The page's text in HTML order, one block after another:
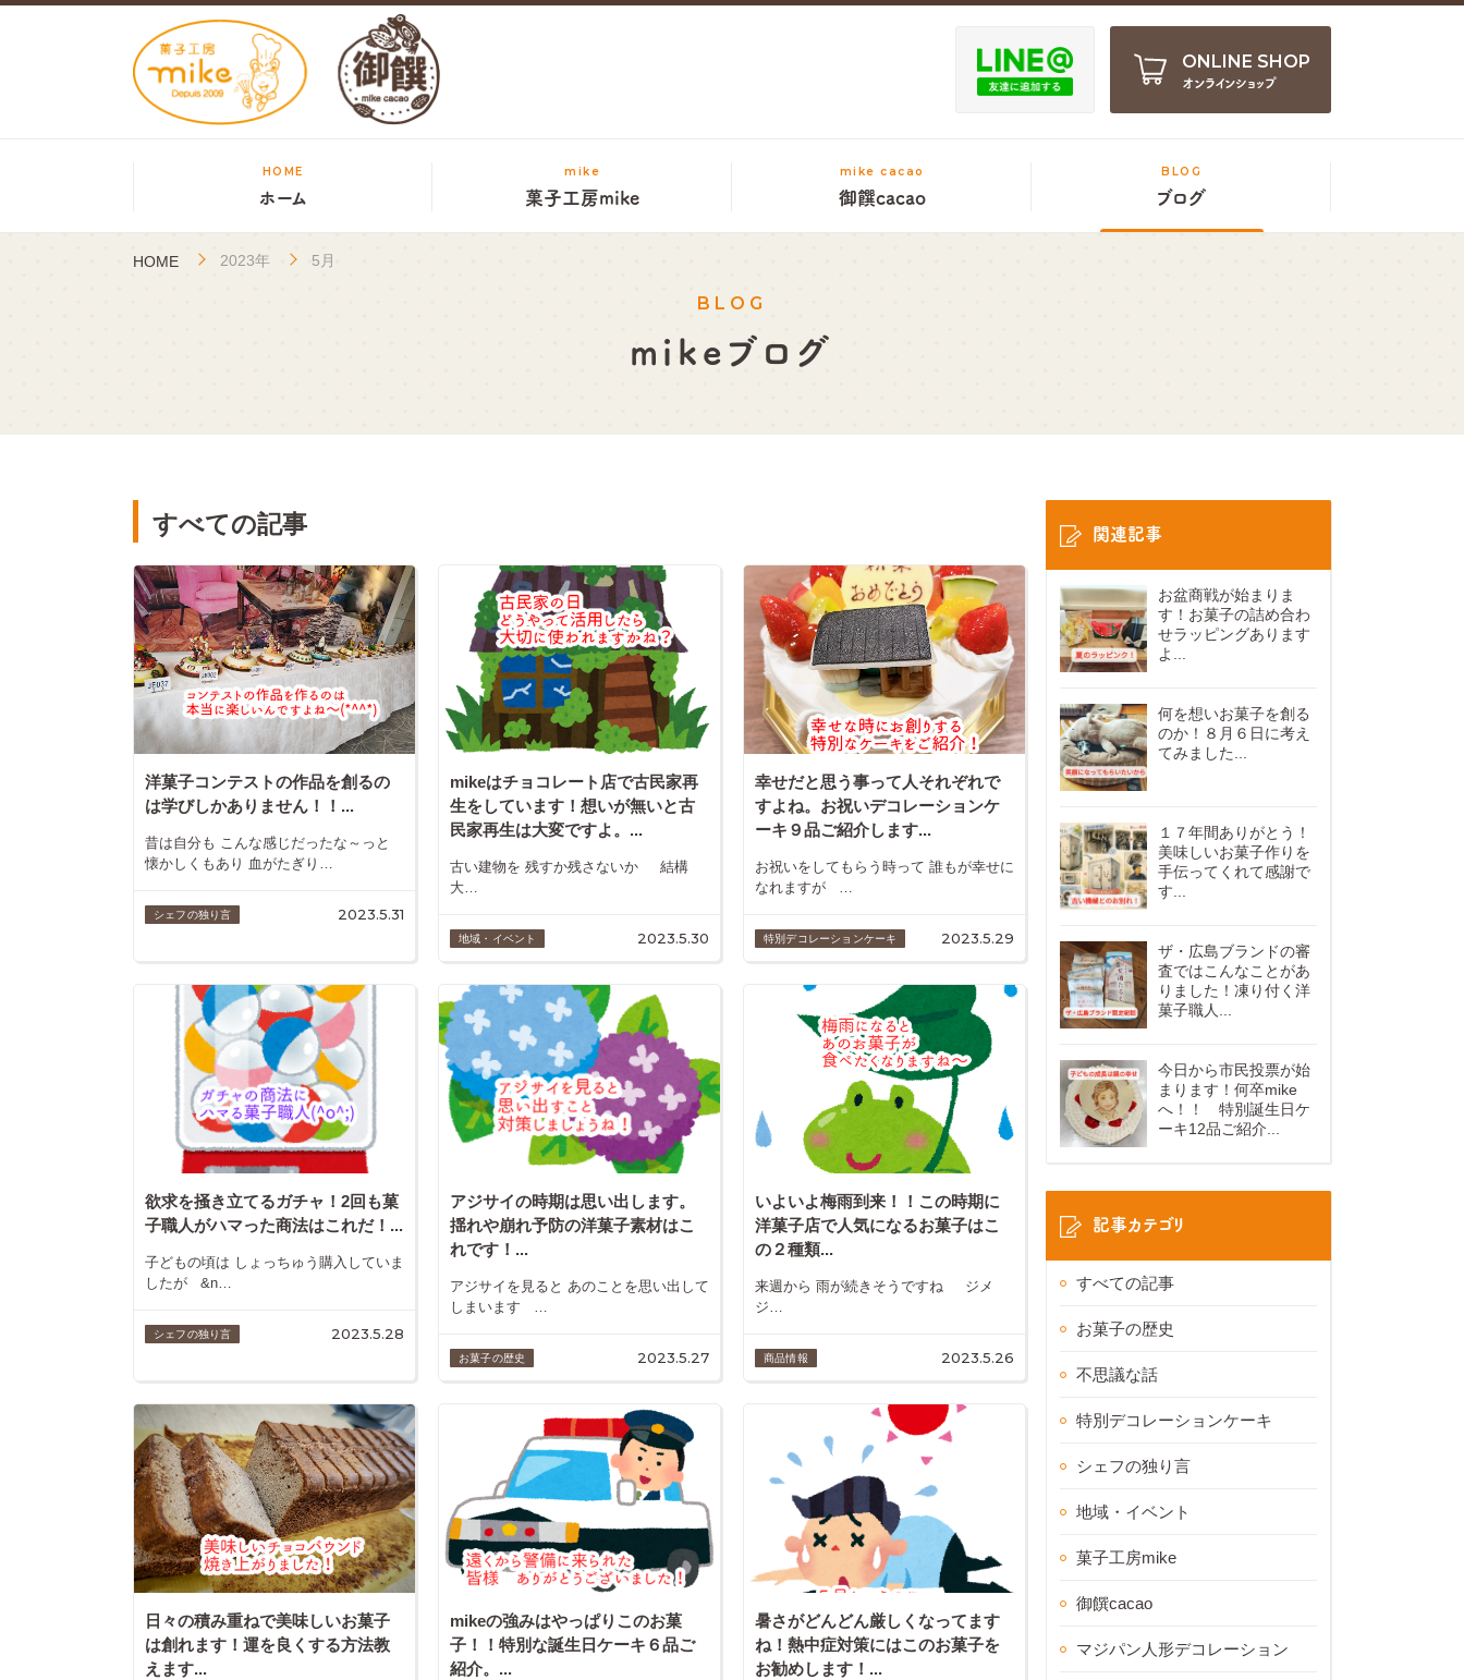
ONLINE SHOP
オンラインショップ
HOME
ホーム
mike
菓子工房mike
mike cacao
御饌cacao
BLOG
ブログ
HOME 2023年 5月
BLOG
mikeブログ
すべての記事
洋菓子コンテストの作品を創るの
は学びしかありません！！...
昔は自分も こんな感じだったな～っと
懐かしくもあり 血がたぎり…
シェフの独り言 2023.5.31
mikeはチョコレート店で古民家再
生をしています！想いが無いと古
民家再生は大変ですよ。...
古い建物を 残すか残さないか 結構
大…
地域・イベント 2023.5.30
幸せだと思う事って人それぞれで
すよね。お祝いデコレーションケ
ーキ９品ご紹介します...
お祝いをしてもらう時って 誰もが幸せに
なれますが …
特別デコレーションケーキ 2023.5.29
欲求を掻き立てるガチャ！2回も菓
子職人がハマった商法はこれだ！...
子どもの頃は しょっちゅう購入していま
したが &n…
シェフの独り言 2023.5.28
アジサイの時期は思い出します。
揺れや崩れ予防の洋菓子素材はこ
れです！...
アジサイを見ると あのことを思い出して
しまいます …
お菓子の歴史 2023.5.27
いよいよ梅雨到来！！この時期に
洋菓子店で人気になるお菓子はこ
の２種類...
来週から 雨が続きそうですね ジメ
ジ…
商品情報 2023.5.26
日々の積み重ねで美味しいお菓子
は創れます！運を良くする方法教
えます...
mikeの強みはやっぱりこのお菓
子！！特別な誕生日ケーキ６品ご
紹介。...
暑さがどんどん厳しくなってます
ね！熱中症対策にはこのお菓子を
お勧めします！...
関連記事
お盆商戦が始まりま
す！お菓子の詰め合わ
せラッピングあります
よ...
何を想いお菓子を創る
のか！８月６日に考え
てみました...
１７年間ありがとう！
美味しいお菓子作りを
手伝ってくれて感謝で
す...
ザ・広島ブランドの審
査ではこんなことがあ
りました！凍り付く洋
菓子職人...
今日から市民投票が始
まります！何卒mike
へ！！ 特別誕生日ケ
ーキ12品ご紹介...
記事カテゴリ
すべての記事
お菓子の歴史
不思議な話
特別デコレーションケーキ
シェフの独り言
地域・イベント
菓子工房mike
御饌cacao
マジパン人形デコレーション